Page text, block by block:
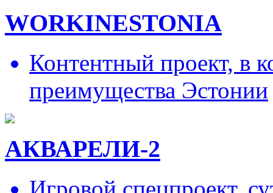
WORKINESTONIA
Контентный проект, в
преимущества Эстонии
АКВАРЕЛИ-2